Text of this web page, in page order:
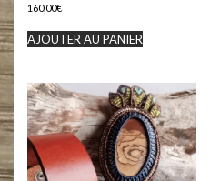
160,00€
AJOUTER AU PANIER